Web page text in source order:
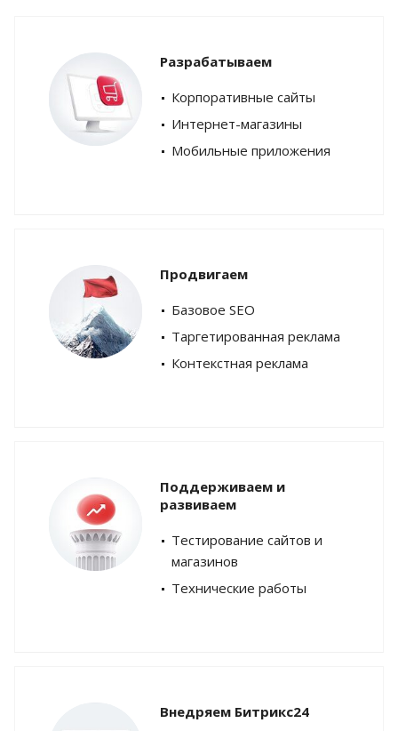
Разрабатываем
Корпоративные сайты
Интернет-магазины
Мобильные приложения
Продвигаем
Базовое SEO
Таргетированная реклама
Контекстная реклама
Поддерживаем и
развиваем
Тестирование сайтов и
магазинов
Технические работы
Внедряем Битрикс24